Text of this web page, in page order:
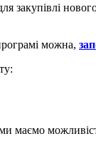
закупівлі
можна,
маємо